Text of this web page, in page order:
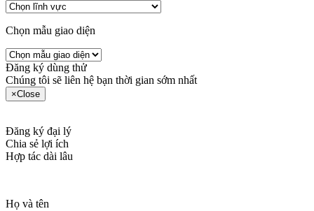
Chọn mẫu giao diện
Đăng ký dùng thử
Chúng tôi sẽ liên hệ bạn thời gian sớm nhất
×Close
Đăng ký đại lý
Chia sẻ lợi ích
Hợp tác dài lâu
Họ và tên